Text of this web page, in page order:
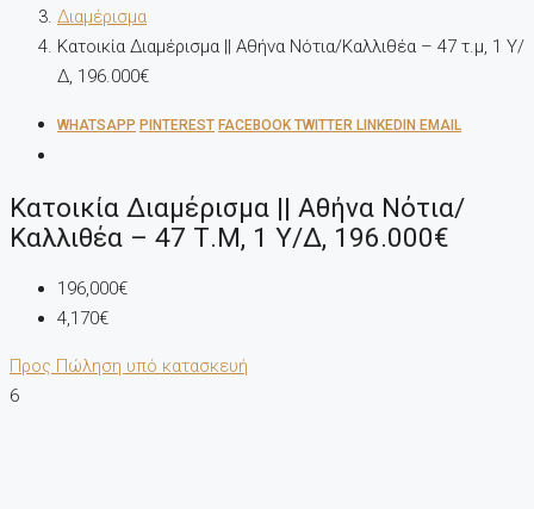
Διαμέρισμα
Κατοικία Διαμέρισμα || Αθήνα Νότια/Καλλιθέα – 47 τ.μ, 1 Υ/
Δ, 196.000€
WHATSAPP PINTEREST FACEBOOK TWITTER LINKEDIN EMAIL
Κατοικία Διαμέρισμα || Αθήνα Νότια/
Καλλιθέα – 47 Τ.μ, 1 Υ/Δ, 196.000€
196,000€
4,170€
Προς Πώληση υπό κατασκευή
6